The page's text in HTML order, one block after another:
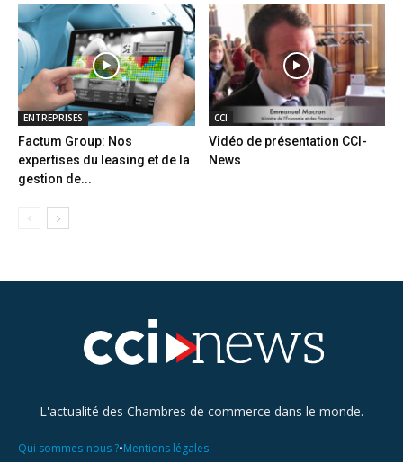
ENTREPRISES
Factum Group: Nos
expertises du leasing et de la
gestion de...
CCI
Vidéo de présentation CCI-
News
L'actualité des Chambres de commerce dans le monde.
Qui sommes-nous ?•Mentions légales